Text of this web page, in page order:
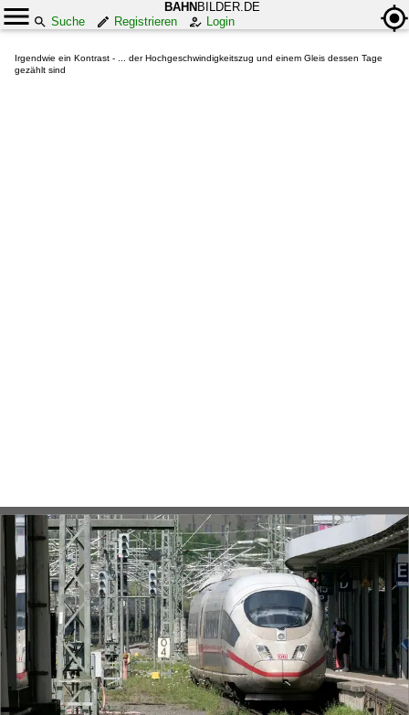
BAHN BILDER.DE
Suche
Registrieren Login
Irgendwie ein Kontrast - ... der Hochgeschwindigkeitszug und einem Gleis dessen Tage
gezählt sind